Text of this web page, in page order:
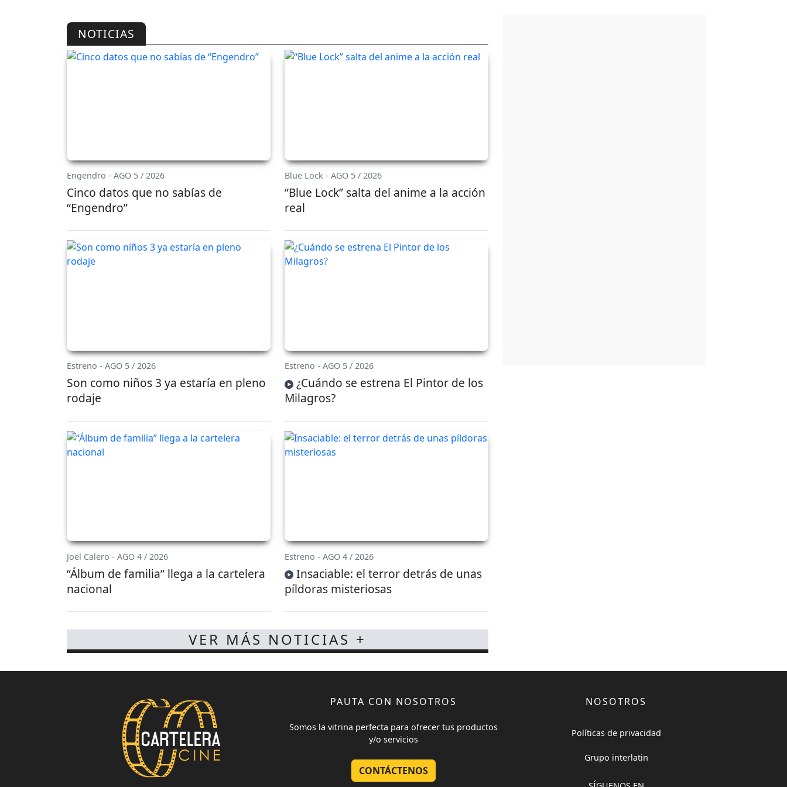
NOTICIAS
Engendro - AGO 5 / 2026
Cinco datos que no sabías de
“Engendro”
Blue Lock - AGO 5 / 2026
“Blue Lock” salta del anime a la acción
real
Estreno - AGO 5 / 2026
Son como niños 3 ya estaría en pleno
rodaje
Estreno - AGO 5 / 2026
¿Cuándo se estrena El Pintor de los
Milagros?
Joel Calero - AGO 4 / 2026
“Álbum de familia” llega a la cartelera
nacional
Estreno - AGO 4 / 2026
Insaciable: el terror detrás de unas
píldoras misteriosas
VER MÁS NOTICIAS +
PAUTA CON NOSOTROS
Somos la vitrina perfecta para ofrecer tus productos
y/o servicios
CONTÁCTENOS
NOSOTROS
Políticas de privacidad
Grupo interlatin